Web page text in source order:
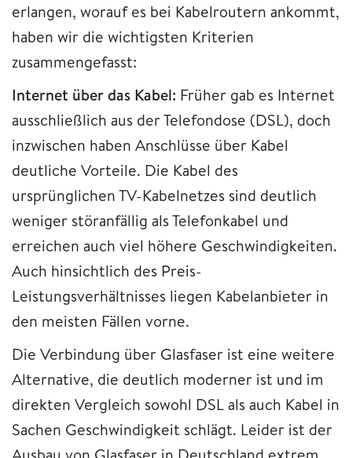
erlangen, worauf es bei Kabelroutern ankommt,
haben wir die wichtigsten Kriterien
zusammengefasst:
Internet über das Kabel: Früher gab es Internet
ausschließlich aus der Telefondose (DSL), doch
inzwischen haben Anschlüsse über Kabel
deutliche Vorteile. Die Kabel des
ursprünglichen TV-Kabelnetzes sind deutlich
weniger störanfällig als Telefonkabel und
erreichen auch viel höhere Geschwindigkeiten.
Auch hinsichtlich des Preis-
Leistungsverhältnisses liegen Kabelanbieter in
den meisten Fällen vorne.
Die Verbindung über Glasfaser ist eine weitere
Alternative, die deutlich moderner ist und im
direkten Vergleich sowohl DSL als auch Kabel in
Sachen Geschwindigkeit schlägt. Leider ist der